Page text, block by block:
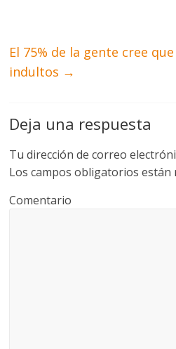
El 75% de la gente cree
indultos →
Deja una respuesta
Tu dirección de correo
Los campos obligatorios están
Comentario